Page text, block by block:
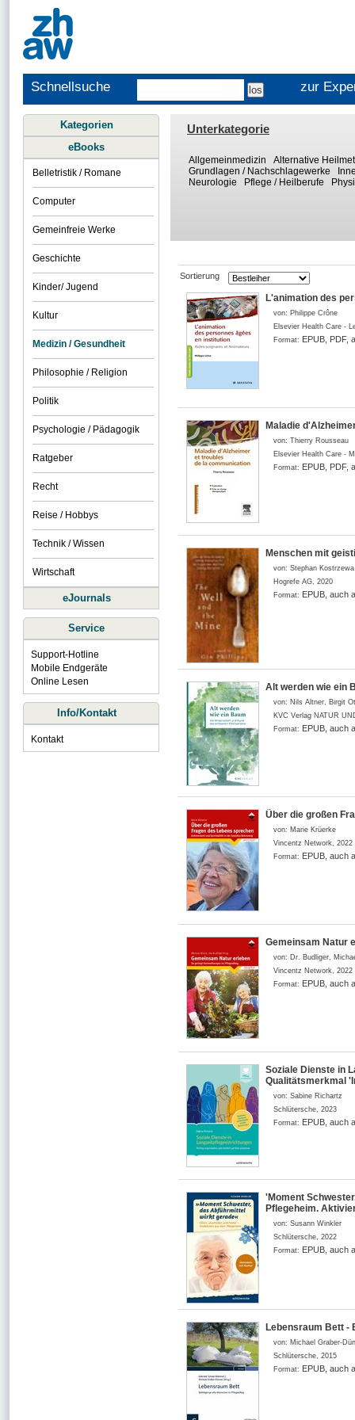
Schnellsuche zur
Unterkategorie
Allgemeinmedizin
Alternative
Grundlagen / Nachschlagewerke
Neurologie
Pflege / Heilberufe
Sortierung
L'animation des
von: Philippe Crône
Elsevier Health Care -
Format: EPUB, PDF,
Maladie
von: Thierry Rousseau
Elsevier Health Care -
Format: EPUB, PDF,
Menschen mit
von: Stephan Kostrzewa
Hogrefe AG, 2020
Format: EPUB, auch
Alt werden wie ein
von: Nils Altner, Birgit
KVC Verlag NATUR
Format: EPUB, auch
Über die großen
von: Marie Krüerke
Vincentz Network, 2022
Format: EPUB, auch
Gemeinsam Natur
von: Dr. Budliger,
Vincentz Network, 2022
Format: EPUB, auch
Soziale Dienste in
Qualitätsmerkmal
von: Sabine Richartz
Schlütersche, 2023
Format: EPUB, auch
'Moment
Pflegeheim.
von: Susann Winkler
Schlütersche, 2022
Format: EPUB, auch
Lebensraum Bett -
von: Michael Graber-
Schlütersche, 2015
Format: EPUB, auch
Kategorien
eBooks
Belletristik / Romane
Computer
Gemeinfreie Werke
Geschichte
Kinder/ Jugend
Kultur
Medizin / Gesundheit
Philosophie / Religion
Politik
Psychologie / Pädagogik
Ratgeber
Recht
Reise / Hobbys
Technik / Wissen
Wirtschaft
eJournals
Service
Support-Hotline
Mobile Endgeräte
Online Lesen
Info/Kontakt
Kontakt